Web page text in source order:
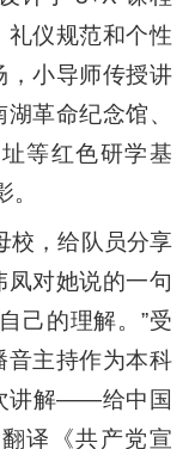
仪规范和个性
，小导师传授讲
革命纪念馆、
等红色研学基
校，给队员分享
对她说的一句
己的理解。”受
音主持作为本科
讲解——给中国
译《共产党宣